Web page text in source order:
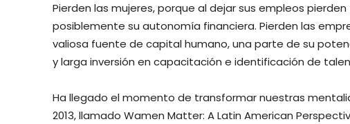
Pierden las mujeres, porque al dejar sus empleos
posiblemente su autonomía financiera. Pierden las
valiosa fuente de capital humano, una parte de su
y larga inversión en capacitación e identificación de
Ha llegado el momento de transformar nuestras
2013, llamado Wamen Matter: A Latin American